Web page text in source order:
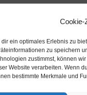
Cookie-
dir ein optimales Erlebnis zu
zu speichern
zustimmst, können
Website verarbeiten. Wenn
bestimmte Merkmale und
mit spannender
11 bis 17 Uhr
gibt eine
Kuhl aus
Eine Strecke